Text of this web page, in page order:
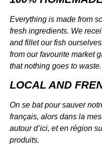
Everything is made from
fresh ingredients. We
and fillet our fish
from our favourite market
that nothing goes to waste.
LOCAL AND
On se bat pour sauver
français, alors dans la
autour d’ici, et en région
produits.